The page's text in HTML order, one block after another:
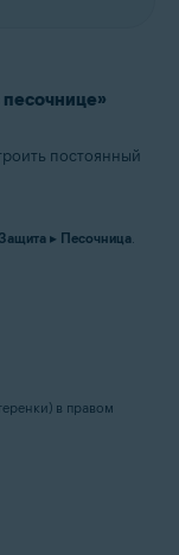
песочнице»
постоянный
Защита ▸ Песочница.
в правом